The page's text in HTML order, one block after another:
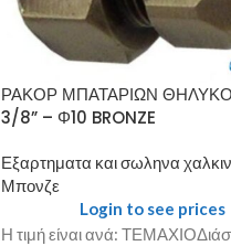
ΡΑΚΟΡ ΜΠΑΤΑΡΙΩΝ ΘΗΛΥΚΟ
3/8” – Φ10 BRONZE
Εξαρτηματα και σωληνα
Μπονζε
Login to see prices
Η τιμή είναι ανά: